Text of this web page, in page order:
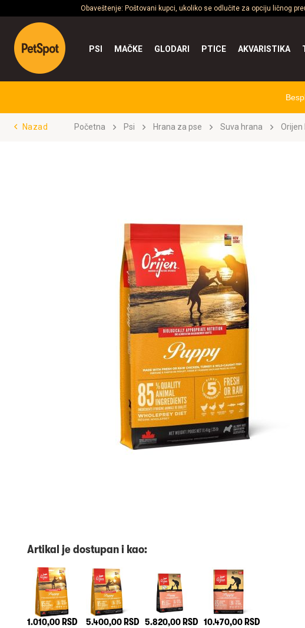
Obaveštenje: Poštovani kupci, ukoliko se odlučite za opciju ličnog
PSI MAČKE GLODARI PTICE AKVARISTIKA
Nazad Početna Psi Hrana za pse Suva hrana Orijen
Artikal je dostupan i kao:
1.010,00 RSD 5.400,00 RSD 5.820,00 RSD 10.470,00 RSD